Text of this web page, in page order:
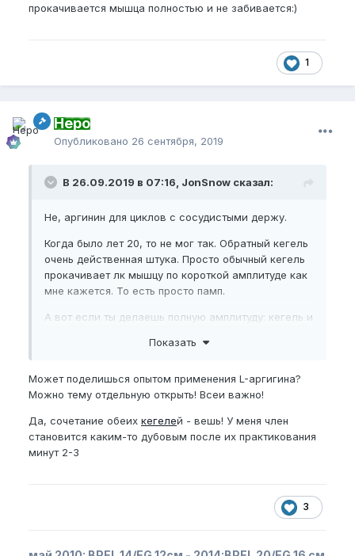
прокачивается мышца полностью и не забивается:)
1
Неро
Опубликовано 26 сентября, 2019
В 26.09.2019 в 07:16, JonSnow сказал:
Не, аргинин для циклов с сосудистыми держу.
Когда было лет 20, то не мог так. Обратный кегель
очень действенная штука. Просто обычный кегель
прокачивает лк мышцу по короткой амплитуде как
мне кажется. То есть просто памп.
А вот если ты делаешь полную амплитуду: кегель и
напрягаясь в ОБЕИХ финальных точках усилия, то
забивается:)
Показать
Может поделишься опытом применения L-аргигина?
Можно тему отдельную открыть! Всеи важно!
Да, сочетание обеих кегелей - вешь! У меня член
становится каким-то дубовым после их практикования
минут 2-3
3